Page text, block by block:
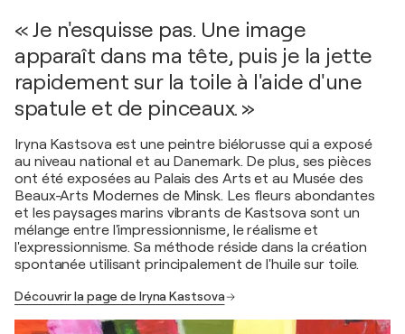
« Je n'esquisse pas. Une image
apparaît dans ma tête, puis je la jette
rapidement sur la toile à l'aide d'une
spatule et de pinceaux. »
Iryna Kastsova est une peintre biélorusse qui a exposé
au niveau national et au Danemark. De plus, ses pièces
ont été exposées au Palais des Arts et au Musée des
Beaux-Arts Modernes de Minsk. Les fleurs abondantes
et les paysages marins vibrants de Kastsova sont un
mélange entre l'impressionnisme, le réalisme et
l'expressionnisme. Sa méthode réside dans la création
spontanée utilisant principalement de l'huile sur toile.
Découvrir la page de Iryna Kastsova